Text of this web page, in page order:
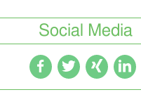
Social Media